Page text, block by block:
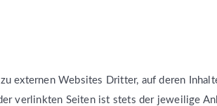
externen Websites Dritter, auf deren
verlinkten Seiten ist stets der jeweilige